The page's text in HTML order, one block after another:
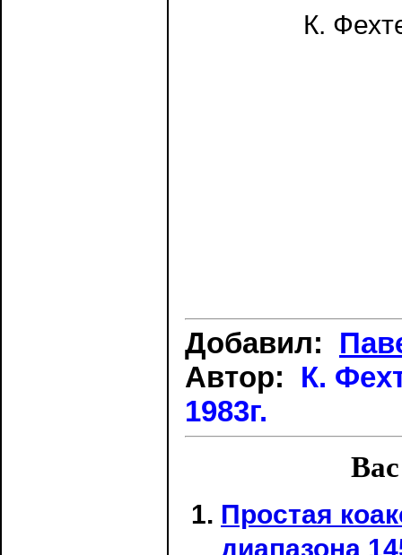
К.
Добавил:
Автор: К.
1983г.
Простая
диапазона